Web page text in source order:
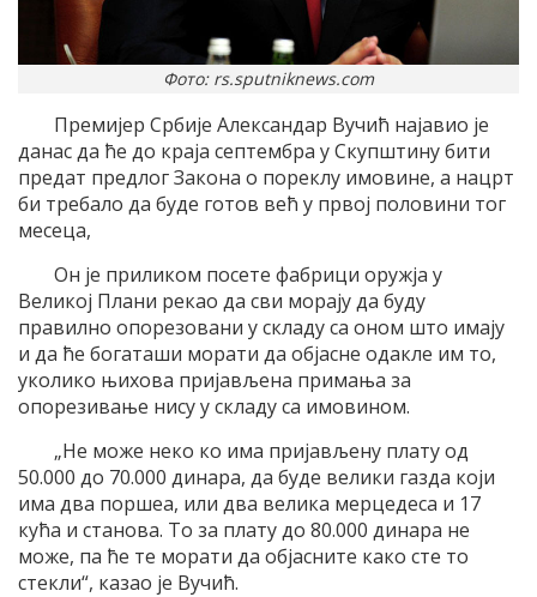
Фото: rs.sputniknews.com
Премијер Србије Александар Вучић најавио је
данас да ће до краја септембра у Скупштину бити
предат предлог Закона о пореклу имовине, а нацрт
би требало да буде готов већ у првој половини тог
месеца,
Он је приликом посете фабрици оружја у
Великој Плани рекао да сви морају да буду
правилно опорезовани у складу са оном што имају
и да ће богаташи морати да објасне одакле им то,
уколико њихова пријављена примања за
опорезивање нису у складу са имовином.
„Не може неко ко има пријављену плату од
50.000 до 70.000 динара, да буде велики газда који
има два поршеа, или два велика мерцедеса и 17
кућа и станова. То за плату до 80.000 динара не
може, па ће те морати да објасните како сте то
стекли“, казао је Вучић.